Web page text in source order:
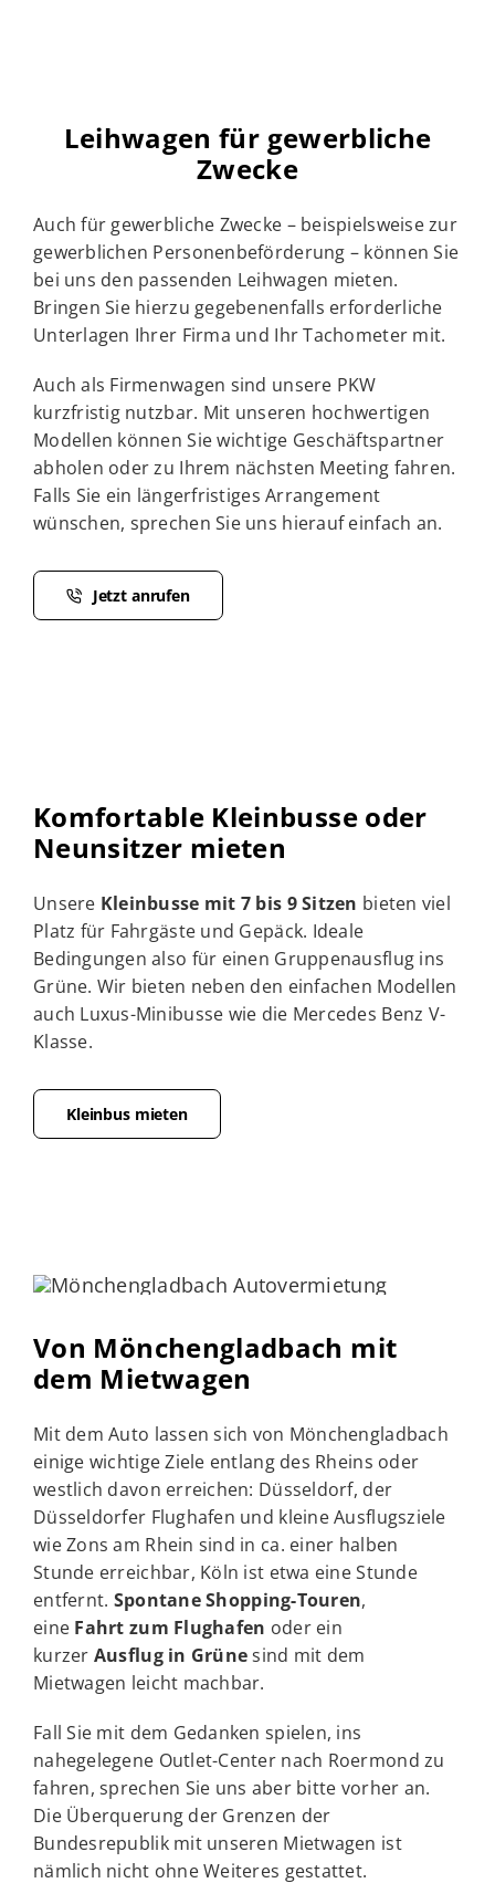
Leihwagen für gewerbliche
Zwecke
Auch für gewerbliche Zwecke – beispielsweise zur
gewerblichen Personenbeförderung – können Sie
bei uns den passenden Leihwagen mieten.
Bringen Sie hierzu gegebenenfalls erforderliche
Unterlagen Ihrer Firma und Ihr Tachometer mit.
Auch als Firmenwagen sind unsere PKW
kurzfristig nutzbar. Mit unseren hochwertigen
Modellen können Sie wichtige Geschäftspartner
abholen oder zu Ihrem nächsten Meeting fahren.
Falls Sie ein längerfristiges Arrangement
wünschen, sprechen Sie uns hierauf einfach an.
Jetzt anrufen
Komfortable Kleinbusse oder
Neunsitzer mieten
Unsere Kleinbusse mit 7 bis 9 Sitzen bieten viel
Platz für Fahrgäste und Gepäck. Ideale
Bedingungen also für einen Gruppenausflug ins
Grüne. Wir bieten neben den einfachen Modellen
auch Luxus-Minibusse wie die Mercedes Benz V-
Klasse.
Kleinbus mieten
Von Mönchengladbach mit
dem Mietwagen
Mit dem Auto lassen sich von Mönchengladbach
einige wichtige Ziele entlang des Rheins oder
westlich davon erreichen: Düsseldorf, der
Düsseldorfer Flughafen und kleine Ausflugsziele
wie Zons am Rhein sind in ca. einer halben
Stunde erreichbar, Köln ist etwa eine Stunde
entfernt. SpontaneShopping-Touren,
eine Fahrt zum Flughafen oder ein
kurzer Ausflug in Grünesind mit dem
Mietwagen leicht machbar.
Fall Sie mit dem Gedanken spielen, ins
nahegelegene Outlet-Center nach Roermond zu
fahren, sprechen Sie uns aber bitte vorher an.
Die Überquerung der Grenzen der
Bundesrepublik mit unseren Mietwagen ist
nämlich nicht ohne Weiteres gestattet.